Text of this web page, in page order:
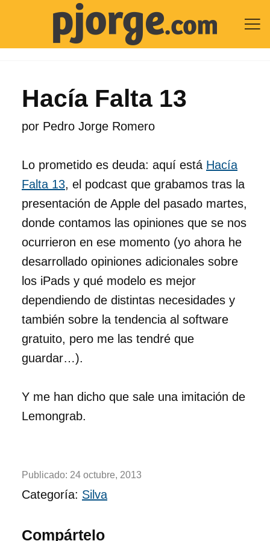

Hacía Falta 13
por Pedro Jorge Romero
Lo prometido es deuda: aquí está Hacía
Falta 13, el podcast que grabamos tras la
presentación de Apple del pasado martes,
donde contamos las opiniones que se nos
ocurrieron en ese momento (yo ahora he
desarrollado opiniones adicionales sobre
los iPads y qué modelo es mejor
dependiendo de distintas necesidades y
también sobre la tendencia al software
gratuito, pero me las tendré que
guardar…).
Y me han dicho que sale una imitación de
Lemongrab.
Publicado: 24 octubre, 2013
Categoría: Silva
Compártelo